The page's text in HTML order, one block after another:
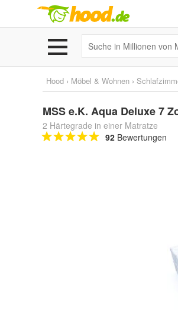
Hood › Möbel & Wohnen ›
MSS e.K. Aqua Deluxe 7
2 Härtegrade in einer Matratze
92 Bewertungen